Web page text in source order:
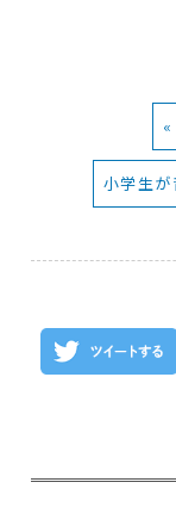
小学生